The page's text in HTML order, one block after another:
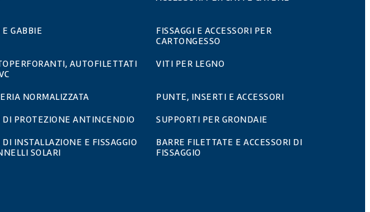
GABBIE
FISSAGGI E ACCESSORI PER
CARTONGESSO
AUTOFILETTATI
VITI PER LEGNO
NORMALIZZATA
PUNTE, INSERTI E ACCESSORI
PROTEZIONE ANTINCENDIO
SUPPORTI PER GRONDAIE
INSTALLAZIONE E FISSAGGIO
SOLARI
BARRE FILETTATE E ACCESSORI DI
FISSAGGIO